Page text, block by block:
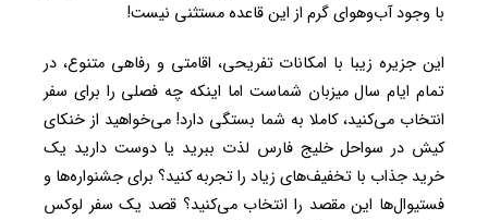
با وجود آب‌وهوای گرم از این قاعده مستثنی نیست!
این جزیره‌ زیبا با امکانات تفریحی، اقامتی و رفاهی متنوع، در
تمام ایام سال میزبان شماست اما اینکه چه فصلی را برای سفر
انتخاب می‌کنید، کاملا به شما بستگی دارد! می‌خواهید از خنکای
کیش در سواحل خلیج فارس لذت ببرید یا دوست دارید یک
خرید جذاب با تخفیف‌های زیاد را تجربه کنید؟ برای جشنواره‌ها و
فستیوال‌ها این مقصد را انتخاب می‌کنید؟ قصد یک سفر لوکس